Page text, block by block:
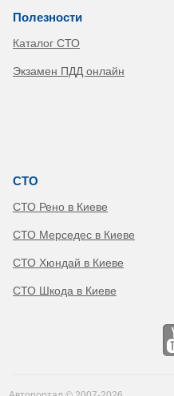
Полезности
Каталог СТО
Экзамен ПДД онлайн
СТО
СТО Рено в Киеве
СТО Мерседес в Киеве
СТО Хюндай в Киеве
СТО Шкода в Киеве